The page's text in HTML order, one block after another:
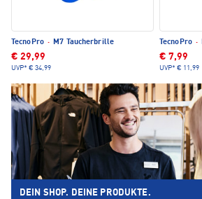
TecnoPro · M7 Taucherbrille
€ 29,99
UVP* € 34,99
TecnoPro ·
€ 7,99
UVP* € 11,99
DEIN SHOP. DEINE PRODUKTE.